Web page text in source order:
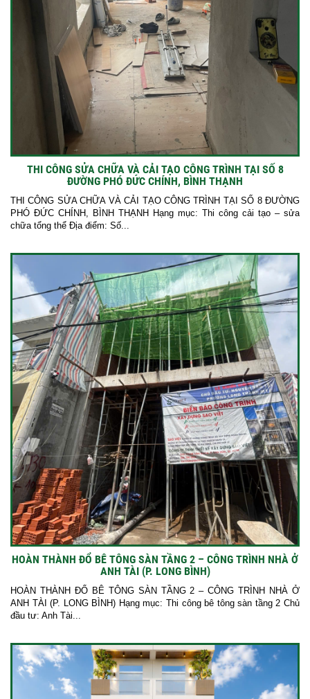
THI CÔNG SỬA CHỮA VÀ CẢI TẠO CÔNG TRÌNH TẠI SỐ 8
ĐƯỜNG PHÓ ĐỨC CHÍNH, BÌNH THẠNH
THI CÔNG SỬA CHỮA VÀ CẢI TẠO CÔNG TRÌNH TẠI SỐ 8 ĐƯỜNG
PHÓ ĐỨC CHÍNH, BÌNH THẠNH Hạng mục: Thi công cải tạo – sửa
chữa tổng thể Địa điểm: Số...
HOÀN THÀNH ĐỔ BÊ TÔNG SÀN TẦNG 2 – CÔNG TRÌNH NHÀ Ở
ANH TÀI (P. LONG BÌNH)
HOÀN THÀNH ĐỔ BÊ TÔNG SÀN TẦNG 2 – CÔNG TRÌNH NHÀ Ở
ANH TÀI (P. LONG BÌNH) Hạng mục: Thi công bê tông sàn tầng 2 Chủ
đầu tư: Anh Tài...